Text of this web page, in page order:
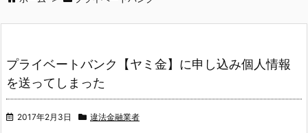
プライベートバンク【ヤミ金】に申し込み個人情報
を送ってしまった
2017年2月3日 違法金融業者